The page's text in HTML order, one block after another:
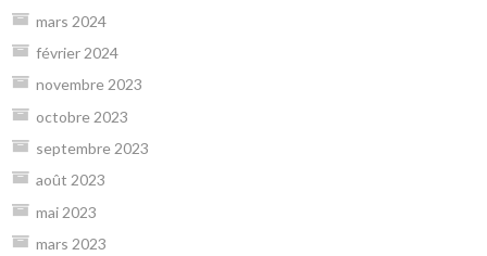
mars 2024
février 2024
novembre 2023
octobre 2023
septembre 2023
août 2023
mai 2023
mars 2023